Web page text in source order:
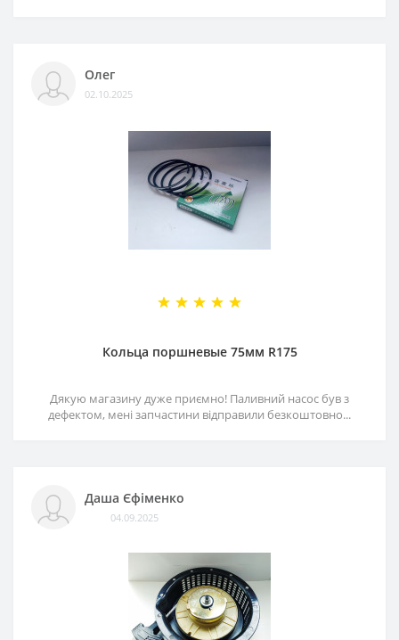
Олег
02.10.2025
Кольца поршневые 75мм R175
Дякую магазину дуже приємно! Паливний насос був з
дефектом, мені запчастини відправили безкоштовно...
Даша Єфіменко
04.09.2025